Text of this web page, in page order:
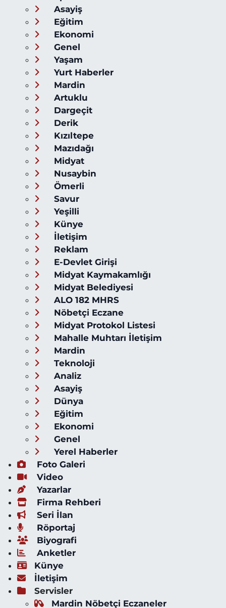
Asayiş
Eğitim
Ekonomi
Genel
Yaşam
Yurt Haberler
Mardin
Artuklu
Dargeçit
Derik
Kızıltepe
Mazıdağı
Midyat
Nusaybin
Ömerli
Savur
Yeşilli
Künye
İletişim
Reklam
E-Devlet Girişi
Midyat Kaymakamlığı
Midyat Belediyesi
ALO 182 MHRS
Nöbetçi Eczane
Midyat Protokol Listesi
Mahalle Muhtarı İletişim
Mardin
Teknoloji
Analiz
Asayiş
Dünya
Eğitim
Ekonomi
Genel
Yerel Haberler
Foto Galeri
Video
Yazarlar
Firma Rehberi
Seri İlan
Röportaj
Biyografi
Anketler
Künye
İletişim
Servisler
Mardin Nöbetçi Eczaneler